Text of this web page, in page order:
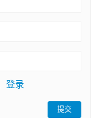
登录
提交